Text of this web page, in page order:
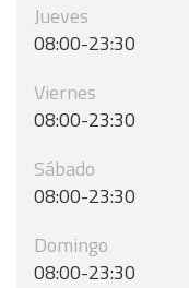
Jueves
08:00-23:30
Viernes
08:00-23:30
Sábado
08:00-23:30
Domingo
08:00-23:30